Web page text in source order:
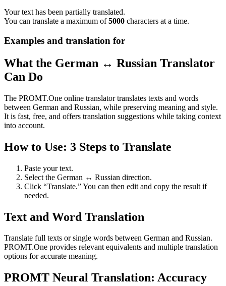
Your text has been partially translated.
You can translate a maximum of5000 characters at a time.
Examples and translation for
What the German ↔ Russian Translator
Can Do
The PROMT.One online translator translates texts and words
between German and Russian, while preserving meaning and style.
It is fast, free, and offers translation suggestions while taking context
into account.
How to Use: 3 Steps to Translate
Paste your text.
Select the German ↔ Russian direction.
Click “Translate.” You can then edit and copy the result if
needed.
Text and Word Translation
Translate full texts or single words between German and Russian.
PROMT.One provides relevant equivalents and multiple translation
options for accurate meaning.
PROMT Neural Translation: Accuracy